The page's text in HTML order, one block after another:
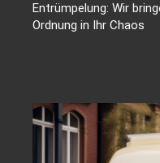
Entrümpelung: Wir
Ordnung in Ihr Chaos